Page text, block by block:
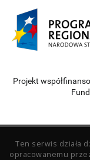
Projekt
Ten serwis działa
opracowanemu